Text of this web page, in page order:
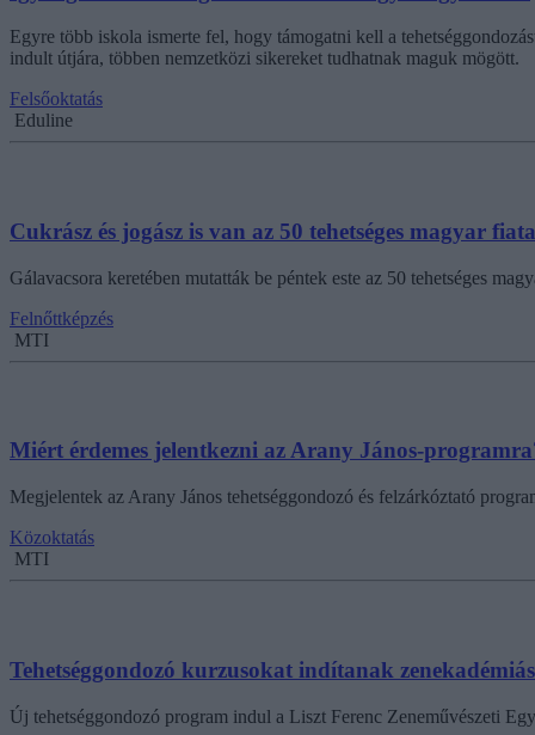
Egyre több iskola ismerte fel, hogy támogatni kell a
indult útjára, többen nemzetközi sikereket tudhatnak maguk mögött.
Felsőoktatás
Eduline
Cukrász és jogász is van az 50 tehetséges magyar
Gálavacsora keretében mutatták be péntek este az 50 tehetséges
Felnőttképzés
MTI
Miért érdemes jelentkezni az Arany János-
Megjelentek az Arany János tehetséggondozó és felzárkóztató
Közoktatás
MTI
Tehetséggondozó kurzusokat indítanak
Új tehetséggondozó program indul a Liszt Ferenc Zeneművészeti